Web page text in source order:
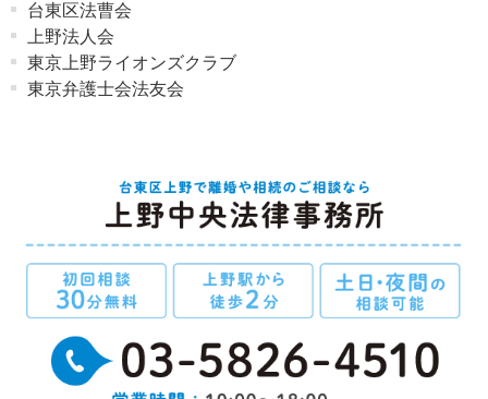
台東区法曹会
上野法人会
東京上野ライオンズクラブ
東京弁護士会法友会